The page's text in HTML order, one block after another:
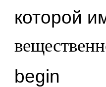
которой
begin